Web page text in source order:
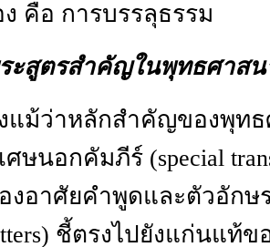
ง คือ การบรรลุธรรม
ะสูตรสำคัญในพุทธศาสน
แม้ว่าหลักสำคัญของพุท
ศษนอกคัมภีร์ (special
งอาศัยคำพูดและตัวอักษ
ชี้ตรงไปยังแก่นแท้ข